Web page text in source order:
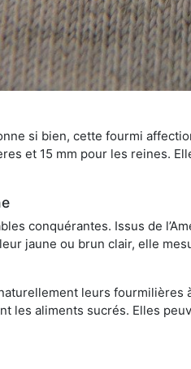
si bien, cette fourmi
et 15 mm pour les reines.
conquérantes. Issus de
jaune ou brun clair, elle
leurs fourmilières
les aliments sucrés. Elles